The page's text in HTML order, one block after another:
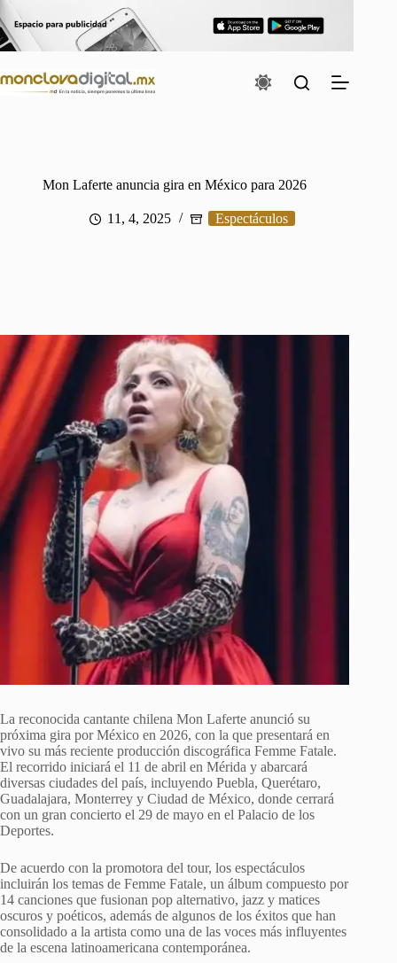
al
contenido
Mon Laferte anuncia gira en México para 2026
11, 4, 2025 Espectáculos
La reconocida cantante chilena Mon Laferte anunció su
próxima gira por México en 2026, con la que presentará en
vivo su más reciente producción discográfica Femme Fatale.
El recorrido iniciará el 11 de abril en Mérida y abarcará
diversas ciudades del país, incluyendo Puebla, Querétaro,
Guadalajara, Monterrey y Ciudad de México, donde cerrará
con un gran concierto el 29 de mayo en el Palacio de los
Deportes.
De acuerdo con la promotora del tour, los espectáculos
incluirán los temas de Femme Fatale, un álbum compuesto por
14 canciones que fusionan pop alternativo, jazz y matices
oscuros y poéticos, además de algunos de los éxitos que han
consolidado a la artista como una de las voces más influyentes
de la escena latinoamericana contemporánea.